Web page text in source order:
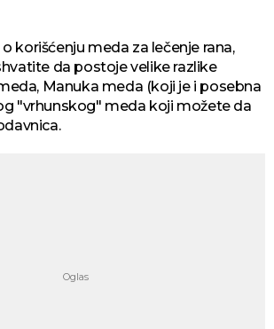
korišćenju meda za lečenje rana,
da postoje velike razlike
Manuka meda (koji je i posebna
"vrhunskog" meda koji možete da